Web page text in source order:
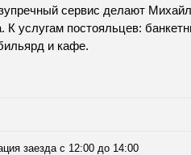
сервис делают
К услугам постояльцев:
и кафе.
заезда с 12:00 до 14:00